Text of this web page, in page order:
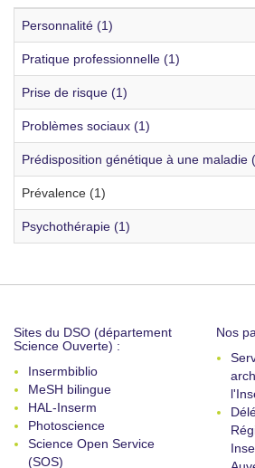
Personnalité (1)
Pratique professionnelle (1)
Prise de risque (1)
Problèmes sociaux (1)
Prédisposition génétique à une maladie
Prévalence (1)
Psychothérapie (1)
Sites du DSO (département
Science Ouverte) :
Insermbiblio
MeSH bilingue
HAL-Inserm
Photoscience
Science Open Service
(SOS)
Nos